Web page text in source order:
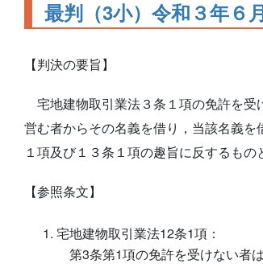
最判（3小）令和３年６
【判決の要旨】
宅地建物取引業法３条１項の免許を受
営む者からその名義を借り，当該名義
１項及び１３条１項の趣旨に反するもの
【参照条文】
宅地建物取引業法12条1項：
第3条第1項の免許を受けない者